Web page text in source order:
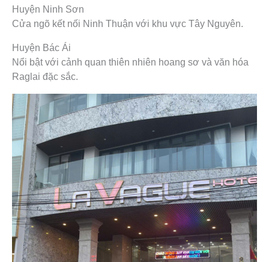
Huyện Ninh Sơn
Cửa ngõ kết nối Ninh Thuận với khu vực Tây Nguyên.
Huyện Bác Ái
Nổi bật với cảnh quan thiên nhiên hoang sơ và văn hóa
Raglai đặc sắc.